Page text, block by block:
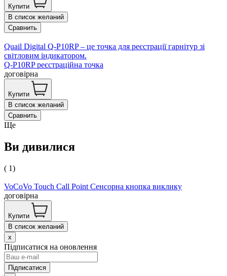
Купити
В список желаний
Сравнить
Quail Digital Q-P10RP – це точка для реєстрації гарнітур зі
світловим індикатором.
Q-P10RP реєстраційна точка
договірна
Купити
В список желаний
Сравнить
Ще
Ви дивилися
( 1)
VoCoVo Touch Call Point Сенсорна кнопка виклику
договірна
Купити
В список желаний
x
Підписатися на оновлення